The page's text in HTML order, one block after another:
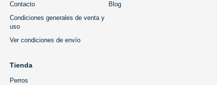
Contacto
Condiciones generales de venta y
uso
Ver condiciones de envío
Blog
Tienda
Perros